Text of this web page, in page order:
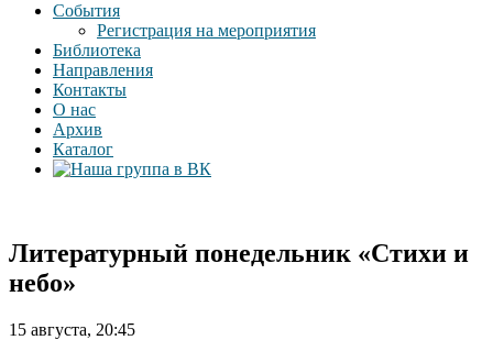
События
Регистрация на мероприятия
Библиотека
Направления
Контакты
О нас
Архив
Каталог
Литературный понедельник «Стихи и
небо»
15 августа, 20:45